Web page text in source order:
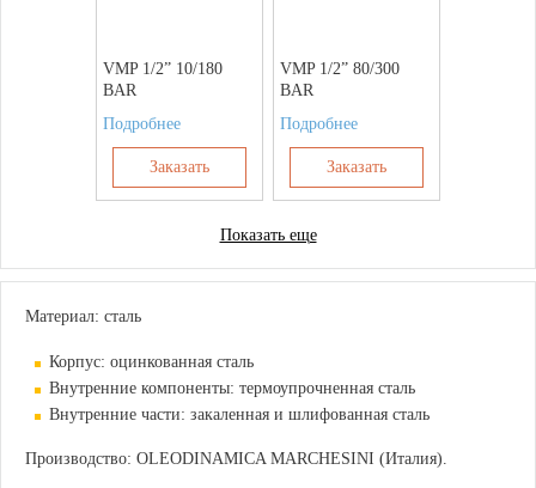
VMP 1/2” 10/180
BAR
Подробнее
Заказать
VMP 1/2” 80/300
BAR
Подробнее
Заказать
Показать еще
Материал: сталь
Корпус: оцинкованная сталь
Внутренние компоненты: термоупрочненная сталь
Внутренние части: закаленная и шлифованная сталь
Производство: OLEODINAMICA MARCHESINI (Италия).